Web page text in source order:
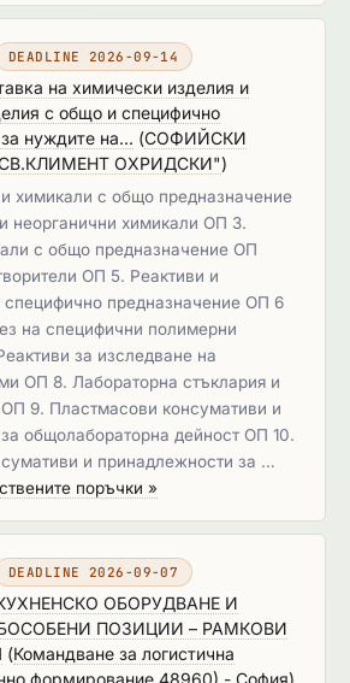
DEADLINE 2026-09-14
на химически изделия и
с общо и специфично
нуждите на... (СОФИЙСКИ
ОХРИДСКИ")
химикали с общо предназначение
неорганични химикали ОП 3.
с общо предназначение ОП
ОП 5. Реактиви и
специфично предназначение ОП 6
на специфични полимерни
за изследване на
ОП 8. Лабораторна стъклария и
9. Пластмасови консумативи и
общолабораторна дейност ОП 10.
и принадлежности за …
поръчки »
DEADLINE 2026-09-07
ОБОРУДВАНЕ И
ПОЗИЦИИ – РАМКОВИ
(Командване за логистична
формирование 48960) - София)